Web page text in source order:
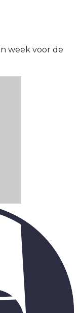
week voor de